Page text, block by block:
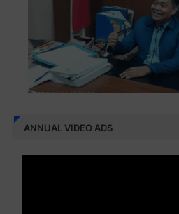
ANNUAL VIDEO ADS